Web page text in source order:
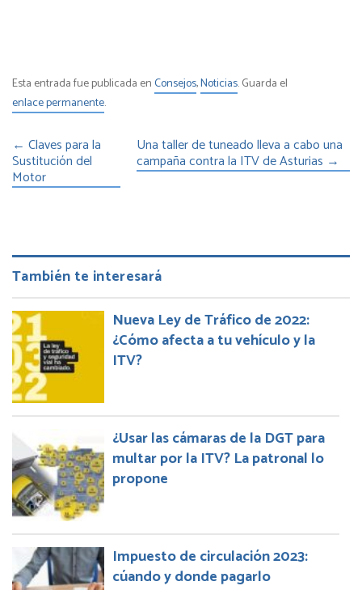
Esta entrada fue publicada enConsejos,Noticias. Guarda el
enlace permanente.
← Claves para la
Sustitución del
Motor
Una taller de tuneado lleva a cabo una
campaña contra la ITV de Asturias →
También te interesará
Nueva Ley de Tráfico de 2022:
¿Cómo afecta a tu vehículo y la
ITV?
¿Usar las cámaras de la DGT para
multar por la ITV? La patronal lo
propone
Impuesto de circulación 2023:
cúando y donde pagarlo